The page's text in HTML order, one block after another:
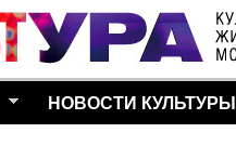
НОВОСТИ КУЛЬТУРЫ